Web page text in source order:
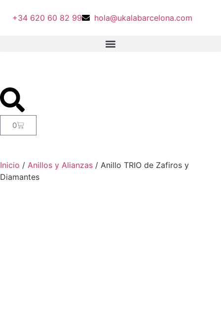
+34 620 60 82 99 hola@ukalabarcelona.com
0
Inicio / Anillos y Alianzas / Anillo TRIO de Zafiros y
Diamantes